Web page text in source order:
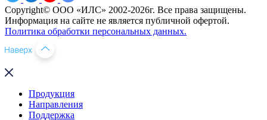
Copyright© ООО «ИЛС» 2002-2026г. Все права защищены.
Информация на сайте не является публичной офертой.
Политика обработки персональных данных.
Продукция
Направления
Поддержка